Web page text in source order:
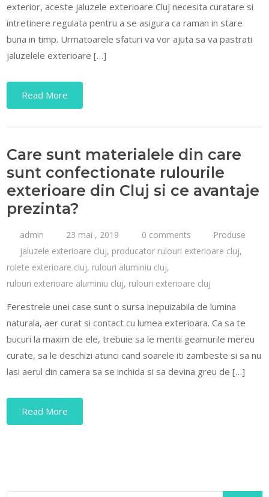
exterior, aceste jaluzele exterioare Cluj necesita curatare si
intretinere regulata pentru a se asigura ca raman in stare
buna in timp. Urmatoarele sfaturi va vor ajuta sa va pastrati
jaluzelele exterioare […]
Read More
Care sunt materialele din care
sunt confectionate rulourile
exterioare din Cluj si ce avantaje
prezinta?
admin 23 mai , 2019 0 comments
Produse
jaluzele exterioare cluj, producator rulouri exterioare cluj,
rolete exterioare cluj, rulouri aluminiu cluj,
rulouri exterioare aluminiu cluj, rulouri exterioare cluj
Ferestrele unei case sunt o sursa inepuizabila de lumina
naturala, aer curat si contact cu lumea exterioara. Ca sa te
bucuri la maxim de ele, trebuie sa le mentii geamurile mereu
curate, sa le deschizi atunci cand soarele iti zambeste si sa nu
lasi aerul din camera sa se inchida si sa devina greu de […]
Read More